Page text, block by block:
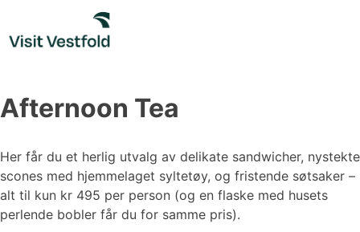
content
Afternoon Tea
Her får du et herlig utvalg av delikate sandwicher, nystekte
scones med hjemmelaget syltetøy, og fristende søtsaker –
alt til kun kr 495 per person (og en flaske med husets
perlende bobler får du for samme pris).